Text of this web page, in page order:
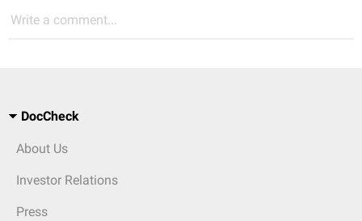
Write a comment...
DocCheck
About Us
Investor Relations
Press